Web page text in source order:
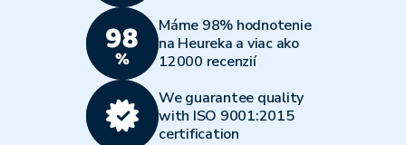
Máme 98% hodnotenie
na Heureka a viac ako
12000 recenzií
We guarantee quality
with ISO 9001:2015
certification